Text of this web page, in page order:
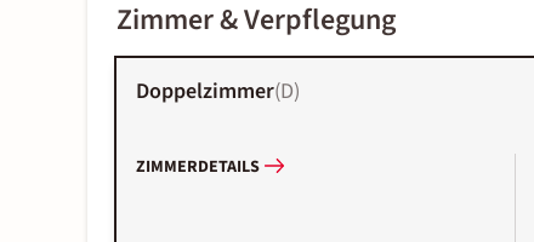
Zimmer & Verpflegung
Doppelzimmer(D)
ZIMMERDETAILS